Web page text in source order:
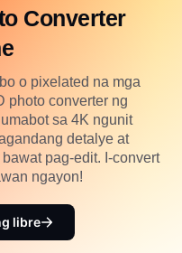
Converter
o pixelated na mga
photo converter ng
sa 4K ngunit
detalye at
pag-edit. I-convert
ngayon!
libre